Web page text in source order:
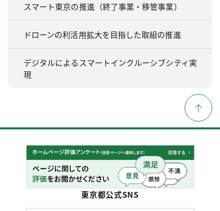
スマート東京の推進（終了事業・移管事業）
ドローンの利活用拡大を目指した取組の推進
デジタルによるスマートインクルーシブシティ実
現
東京都公式SNS